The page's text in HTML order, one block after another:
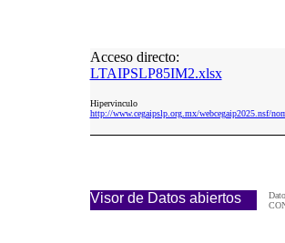
Acceso directo:
LTAIPSLP85IM2.xlsx
Hipervinculo
http://www.cegaipslp.org.mx/webcegaip2025.nsf/
Visor de Datos abiertos